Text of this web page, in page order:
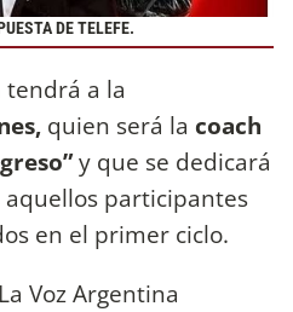
DE TELEFE.
a la
quien será la coach
y que se dedicará
participantes
en el primer ciclo.
Voz Argentina